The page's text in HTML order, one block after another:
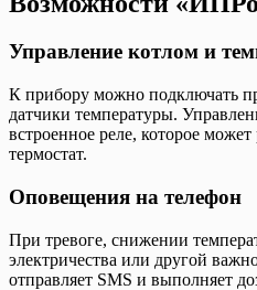
Управление котлом и
К прибору можно подключать
датчики температуры.
встроенное реле, которое
термостат.
Оповещения на телефон
При тревоге, снижении
электричества или другой
отправляет SMS и выполняет